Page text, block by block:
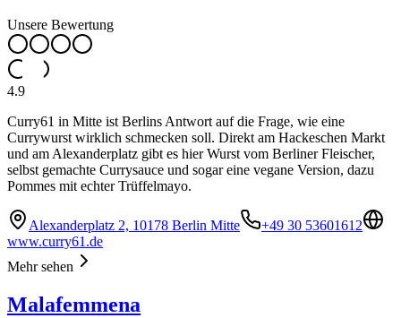
Unsere Bewertung
4.9
Curry61 in Mitte ist Berlins Antwort auf die Frage, wie eine
Currywurst wirklich schmecken soll. Direkt am Hackeschen Markt
und am Alexanderplatz gibt es hier Wurst vom Berliner Fleischer,
selbst gemachte Currysauce und sogar eine vegane Version, dazu
Pommes mit echter Trüffelmayo.
Alexanderplatz 2, 10178 Berlin Mitte
+49 30 53601612
www.curry61.de
Mehr sehen
Malafemmena